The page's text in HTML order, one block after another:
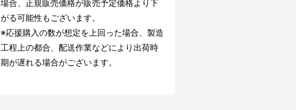
場合、正規販売価格が販売予定価格より下
がる可能性もございます。
※応援購入の数が想定を上回った場合、製造
工程上の都合、配送作業などにより出荷時
期が遅れる場合がございます。